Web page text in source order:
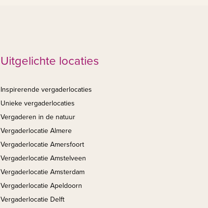
Uitgelichte locaties
Inspirerende vergaderlocaties
Unieke vergaderlocaties
Vergaderen in de natuur
Vergaderlocatie Almere
Vergaderlocatie Amersfoort
Vergaderlocatie Amstelveen
Vergaderlocatie Amsterdam
Vergaderlocatie Apeldoorn
Vergaderlocatie Delft